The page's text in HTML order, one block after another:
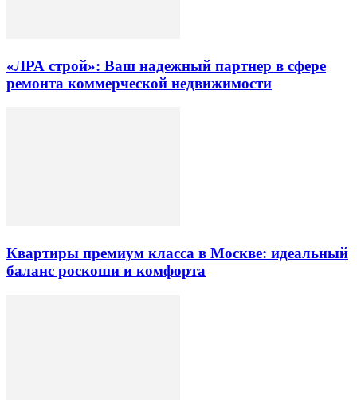
«ЛРА строй»: Ваш надежный партнер в сфере
ремонта коммерческой недвижимости
Квартиры премиум класса в Москве: идеальный
баланс роскоши и комфорта